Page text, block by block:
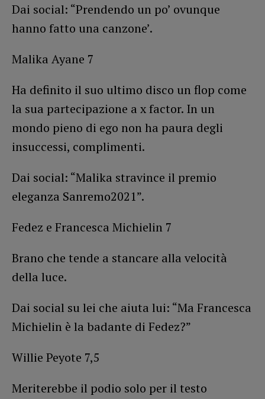
Dai social: “Prendendo un po’ ovunque
hanno fatto una canzone’.
Malika Ayane 7
Ha definito il suo ultimo disco un flop come
la sua partecipazione a x factor. In un
mondo pieno di ego non ha paura degli
insuccessi, complimenti.
Dai social: “Malika stravince il premio
eleganza Sanremo2021”.
Fedez e Francesca Michielin 7
Brano che tende a stancare alla velocità
della luce.
Dai social su lei che aiuta lui: “Ma Francesca
Michielin è la badante di Fedez?”
Willie Peyote 7,5
Meriterebbe il podio solo per il testo